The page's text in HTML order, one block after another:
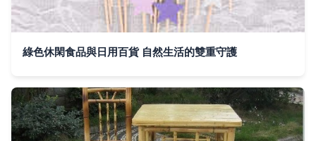
綠色休閑食品與日用百貨 自然生活的雙重守護